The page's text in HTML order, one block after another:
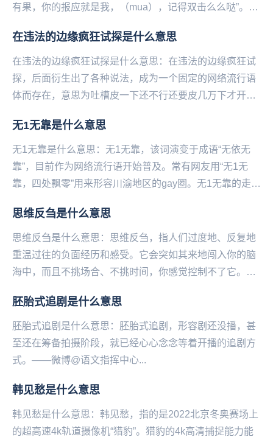
有果，你的报应就是我，（mua），记得双击么么哒”。本
在违法的边缘疯狂试探是什么意思
在违法的边缘疯狂试探是什么意思：在违法的边缘疯狂试
探，后面衍生出了各种说法，成为一个固定的网络流行语
体而存在，意思为吐槽皮一下还不行还要皮几万下才开
缘...
无1无靠是什么意思
无1无靠是什么意思：无1无靠，该词演变于成语“无依无
靠”，目前作为网络流行语开始普及。常有网友用“无1无
靠，四处飘零”用来形容川渝地区的gay圈。无1无靠的走红
思维反刍是什么意思
思维反刍是什么意思：思维反刍，指人们过度地、反复地
重温过往的负面经历和感受。它会突如其来地闯入你的脑
海中，而且不挑场合、不挑时间，你感觉控制不了它。比
胚胎式追剧是什么意思
胚胎式追剧是什么意思：胚胎式追剧，形容剧还没播，甚
至还在筹备拍摄阶段，就已经心心念念等着开播的追剧方
式。——微博@语文指挥中心...
韩见愁是什么意思
韩见愁是什么意思：韩见愁，指的是2022北京冬‌‌‌‌‌‌‌‌‌‌‌‌奥赛场上
的超高速4k轨道摄像机“猎豹”。猎豹的4k高清捕捉能力能